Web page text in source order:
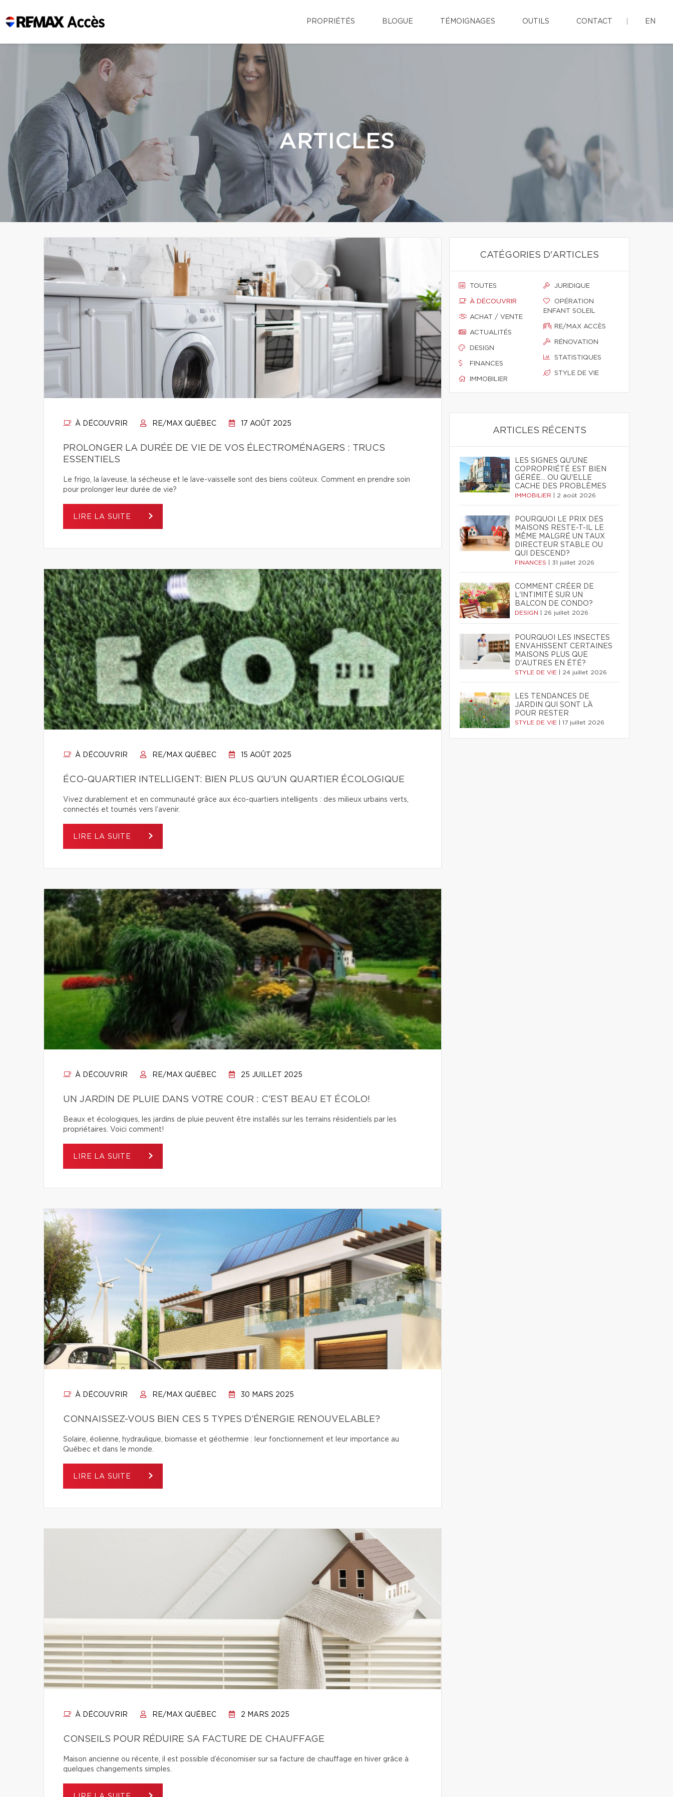
PROPRIÉTÉS BLOGUE TÉMOIGNAGES OUTILS CONTACT EN
ARTICLES
À DÉCOUVRIR RE/MAX QUÉBEC 17 AOÛT 2025
PROLONGER LA DURÉE DE VIE DE VOS ÉLECTROMÉNAGERS : TRUCS
ESSENTIELS
Le frigo, la laveuse, la sécheuse et le lave-vaisselle sont des biens coûteux. Comment en prendre soin
pour prolonger leur durée de vie?
LIRE LA SUITE
À DÉCOUVRIR RE/MAX QUÉBEC 15 AOÛT 2025
ÉCO-QUARTIER INTELLIGENT: BIEN PLUS QU’UN QUARTIER ÉCOLOGIQUE
Vivez durablement et en communauté grâce aux éco-quartiers intelligents : des milieux urbains verts,
connectés et tournés vers l’avenir.
LIRE LA SUITE
À DÉCOUVRIR RE/MAX QUÉBEC 25 JUILLET 2025
UN JARDIN DE PLUIE DANS VOTRE COUR : C’EST BEAU ET ÉCOLO!
Beaux et écologiques, les jardins de pluie peuvent être installés sur les terrains résidentiels par les
propriétaires. Voici comment!
LIRE LA SUITE
À DÉCOUVRIR RE/MAX QUÉBEC 30 MARS 2025
CONNAISSEZ-VOUS BIEN CES 5 TYPES D’ÉNERGIE RENOUVELABLE?
Solaire, éolienne, hydraulique, biomasse et géothermie : leur fonctionnement et leur importance au
Québec et dans le monde.
LIRE LA SUITE
À DÉCOUVRIR RE/MAX QUÉBEC 2 MARS 2025
CONSEILS POUR RÉDUIRE SA FACTURE DE CHAUFFAGE
Maison ancienne ou récente, il est possible d’économiser sur sa facture de chauffage en hiver grâce à
quelques changements simples.
CATÉGORIES D'ARTICLES
TOUTES
À DÉCOUVRIR
ACHAT / VENTE
ACTUALITÉS
DESIGN
FINANCES
IMMOBILIER
JURIDIQUE
ENFANT SOLEIL
RE/MAX ACCÈS
RÉNOVATION
STATISTIQUES
STYLE DE VIE
ARTICLES RÉCENTS
LES SIGNES QU'UNE
COPROPRIÉTÉ EST BIEN
GÉRÉE… OU QU'ELLE
CACHE DES PROBLÈMES
IMMOBILIER 2 août 2026
POURQUOI LE PRIX DES
MAISONS RESTE-T-IL LE
MÊME MALGRÉ UN TAUX
DIRECTEUR STABLE OU
QUI DESCEND?
FINANCES 31 juillet 2026
COMMENT CRÉER DE
L'INTIMITÉ SUR UN
BALCON DE CONDO?
DESIGN 26 juillet 2026
POURQUOI LES INSECTES
ENVAHISSENT CERTAINES
MAISONS PLUS QUE
D'AUTRES EN ÉTÉ?
STYLE DE VIE 24 juillet 2026
LES TENDANCES DE
JARDIN QUI SONT LÀ
POUR RESTER
STYLE DE VIE 17 juillet 2026